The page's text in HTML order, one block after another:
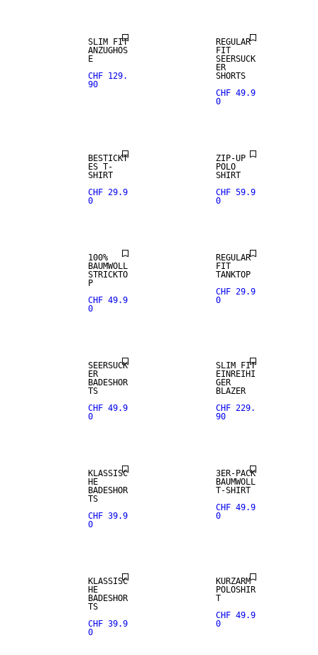
SLIM FIT
ANZUGHOS
E
CHF 129.
90
REGULAR
FIT
SEERSUCK
ER
SHORTS
CHF 49.9
0
BESTICKT
ES T-
SHIRT
CHF 29.9
0
ZIP-UP
POLO
SHIRT
CHF 59.9
0
100%
BAUMWOLL
STRICKTO
P
CHF 49.9
0
REGULAR
FIT
TANKTOP
CHF 29.9
0
SEERSUCK
ER
BADESHOR
TS
CHF 49.9
0
SLIM FIT
EINREIHI
GER
BLAZER
CHF 229.
90
KLASSISC
HE
BADESHOR
TS
CHF 39.9
0
3ER-PACK
BAUMWOLL
T-SHIRT
CHF 49.9
0
KLASSISC
HE
BADESHOR
TS
CHF 39.9
0
KURZARM
POLOSHIR
T
CHF 49.9
0